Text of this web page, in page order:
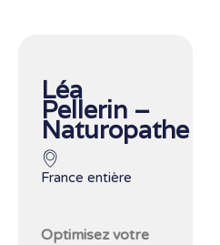
Léa
Pellerin –
Naturopathe
France entière
Optimisez votre